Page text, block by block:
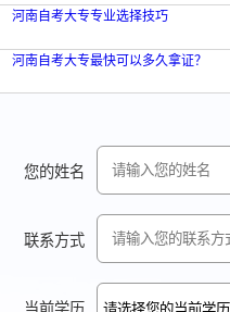
河南自考大专专业选择技巧
河南自考大专最快可以多久拿证？
您的姓名
联系方式